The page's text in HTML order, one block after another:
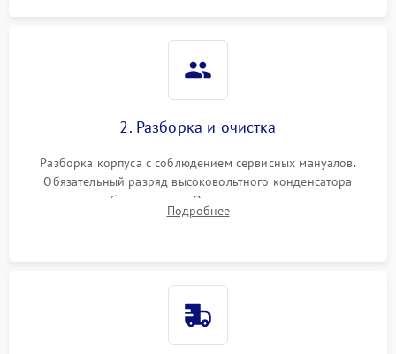
2. Разборка и очистка
Разборка корпуса с соблюдением сервисных мануалов.
Обязательный разряд высоковольтного конденсатора
вспышки для безопасности. Очистка внутренних узлов от
пыли, песка и следов влаги с помощью спецсредств.
Подробнее